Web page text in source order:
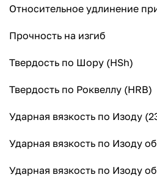
Относительное удлинение
Прочность на изгиб
Твердость по Шору (HSh)
Твердость по Роквеллу (HRB)
Ударная вязкость по Изоду
Ударная вязкость по Изоду
Ударная вязкость по Изоду